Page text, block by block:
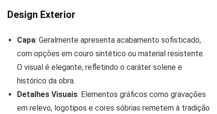
Design Exterior
Capa: Geralmente apresenta acabamento sofisticado,
com opções em couro sintético ou material resistente.
O visual é elegante, refletindo o caráter solene e
histórico da obra.
Detalhes Visuais: Elementos gráficos como gravações
em relevo, logotipos e cores sóbrias remetem à tradição